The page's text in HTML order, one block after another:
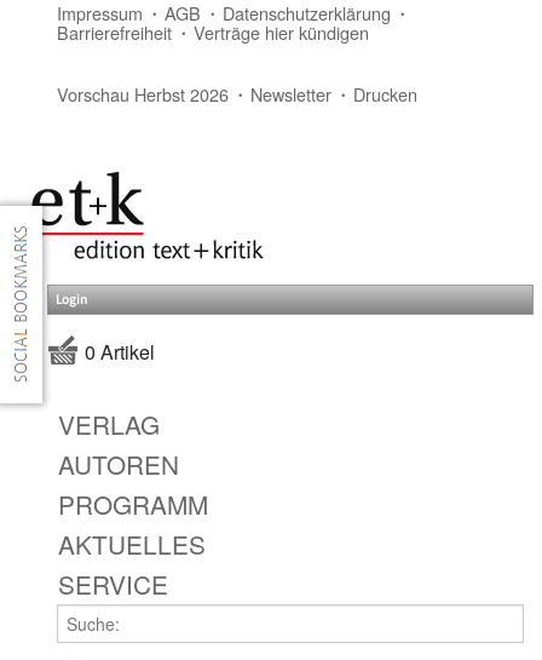
Impressum AGB Datenschutzerklärung
Barrierefreiheit Verträge hier kündigen
Vorschau Herbst 2026 Newsletter Drucken
Login
0 Artikel
VERLAG
AUTOREN
PROGRAMM
AKTUELLES
SERVICE